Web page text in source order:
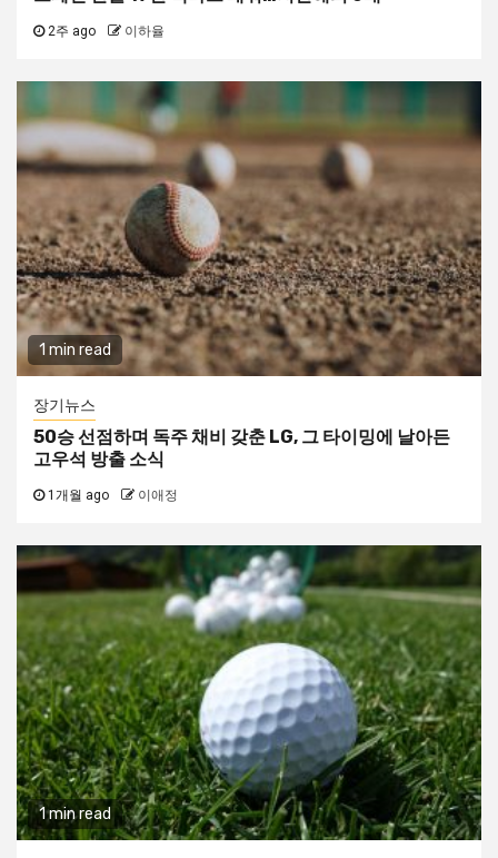
2주 ago 이하율
1 min read
장기뉴스
50승 선점하며 독주 채비 갖춘 LG, 그 타이밍에 날아든
고우석 방출 소식
1개월 ago 이애정
1 min read